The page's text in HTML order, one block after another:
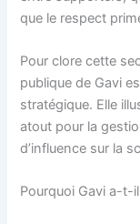
que le respect
Pour clore cette
publique de Gavi
stratégique. Elle
atout pour la
d’influence sur la
Pourquoi Gavi a-t-